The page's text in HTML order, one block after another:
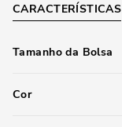
CARACTERÍSTICAS
Tamanho da Bolsa
Cor